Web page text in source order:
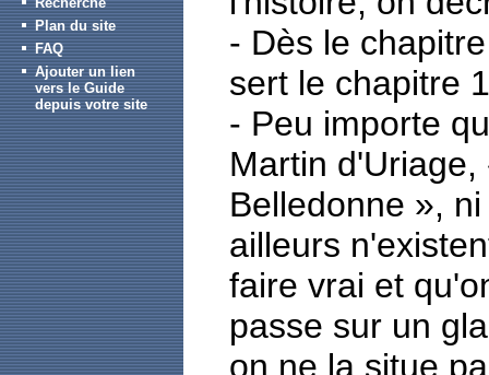
Plan du site
FAQ
Ajouter un lien
vers le Guide
depuis votre site
- Dès le
sert le chapitre
- Peu importe
Martin
Belledonne »,
ailleurs
faire vrai et
passe sur un
on ne la situe